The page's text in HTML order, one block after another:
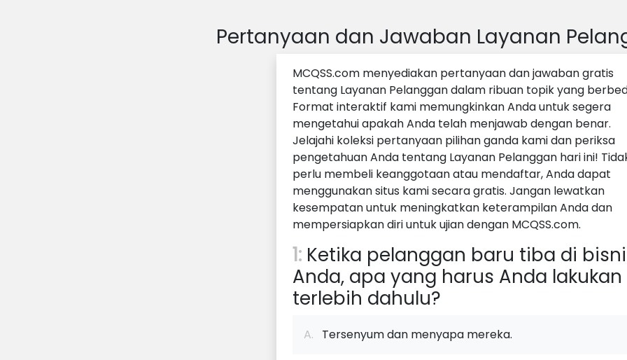
Pertanyaan dan Jawaban Layanan
MCQSS.com menyediakan pertanyaan dan jawaban gratis
tentang Layanan Pelanggan dalam ribuan topik yang
Format interaktif kami memungkinkan Anda untuk segera
mengetahui apakah Anda telah menjawab dengan benar.
Jelajahi koleksi pertanyaan pilihan ganda kami dan periksa
pengetahuan Anda tentang Layanan Pelanggan hari ini!
perlu membeli keanggotaan atau mendaftar, Anda dapat
menggunakan situs kami secara gratis. Jangan lewatkan
kesempatan untuk meningkatkan keterampilan Anda dan
mempersiapkan diri untuk ujian dengan MCQSS.com.
1: Ketika pelanggan baru tiba di
Anda, apa yang harus Anda lakukan
terlebih dahulu?
A. Tersenyum dan menyapa mereka.